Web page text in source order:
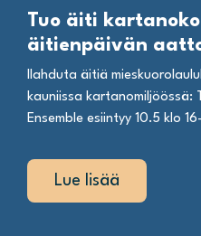
Tuo äiti
äitienpäivän
Ilahduta äitiä
kauniissa kartanomiljöössä:
Ensemble esiintyy 10.5 klo
Lue lisää